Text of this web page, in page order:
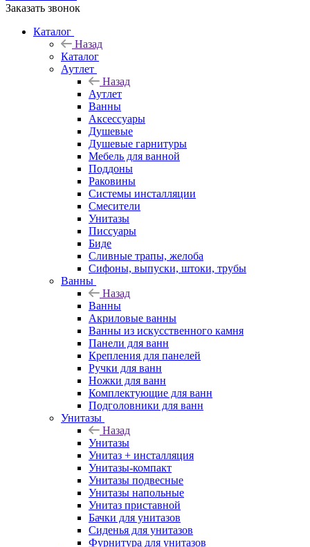
Заказать звонок
Каталог
Назад
Каталог
Аутлет
Назад
Аутлет
Ванны
Аксессуары
Душевые
Душевые гарнитуры
Мебель для ванной
Поддоны
Раковины
Системы инсталляции
Смесители
Унитазы
Писсуары
Биде
Сливные трапы, желоба
Сифоны, выпуски, штоки, трубы
Ванны
Назад
Ванны
Акриловые ванны
Ванны из искусственного камня
Панели для ванн
Крепления для панелей
Ручки для ванн
Ножки для ванн
Комплектующие для ванн
Подголовники для ванн
Унитазы
Назад
Унитазы
Унитаз + инсталляция
Унитазы-компакт
Унитазы подвесные
Унитазы напольные
Унитаз приставной
Бачки для унитазов
Сиденья для унитазов
Фурнитура для унитазов